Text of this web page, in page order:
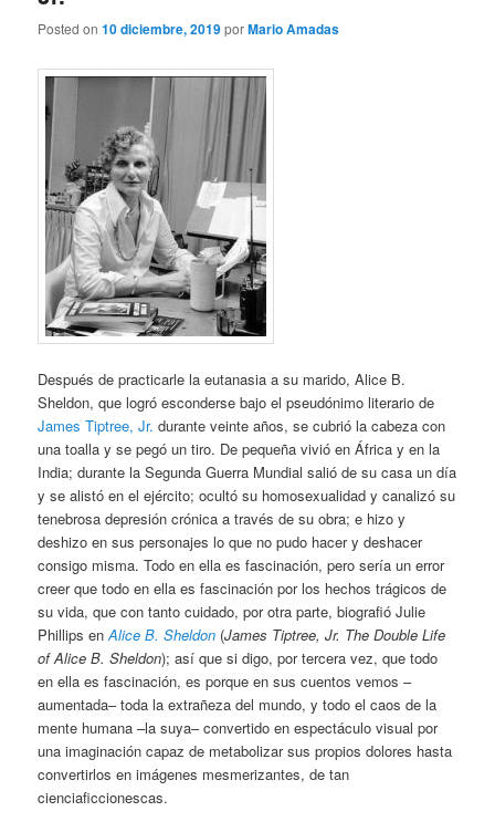
Posted on10 diciembre, 2019porMario Amadas
Después de practicarle la eutanasia a su marido, Alice B.
Sheldon, que logró esconderse bajo el pseudónimo literario de
James Tiptree, Jr. durante veinte años, se cubrió la cabeza con
una toalla y se pegó un tiro. De pequeña vivió en África y en la
India; durante la Segunda Guerra Mundial salió de su casa un día
y se alistó en el ejército; ocultó su homosexualidad y canalizó su
tenebrosa depresión crónica a través de su obra; e hizo y
deshizo en sus personajes lo que no pudo hacer y deshacer
consigo misma. Todo en ella es fascinación, pero sería un error
creer que todo en ella es fascinación por los hechos trágicos de
su vida, que con tanto cuidado, por otra parte, biografió Julie
Phillips enAlice B. Sheldon (James Tiptree, Jr. The Double Life
of Alice B. Sheldon); así que si digo, por tercera vez, que todo
en ella es fascinación, es porque en sus cuentos vemos –
aumentada– toda la extrañeza del mundo, y todo el caos de la
mente humana –la suya– convertido en espectáculo visual por
una imaginación capaz de metabolizar sus propios dolores hasta
convertirlos en imágenes mesmerizantes, de tan
cienciaficcionescas.